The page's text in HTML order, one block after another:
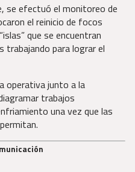
se efectuó el monitoreo de
el reinicio de focos
que se encuentran
trabajando para lograr el
operativa junto a la
trabajos
una vez que las